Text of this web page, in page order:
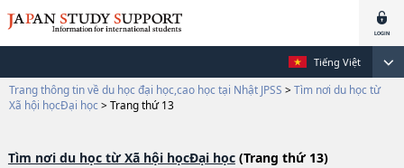
Tiếng Việt
Trang thông tin về du học đại học,cao học tại Nhật JPSS > Tìm nơi du học từ
Xã hội họcĐại học > Trang thứ 13
Tìm nơi du học từ Xã hội họcĐại học(Trang thứ 13)